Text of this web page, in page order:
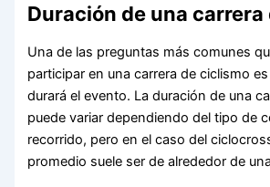
Duración de una
Una de las preguntas más comunes
participar en una carrera de ciclismo
durará el evento. La duración de una
puede variar dependiendo del tipo de
recorrido, pero en el caso del
promedio suele ser de alrededor de